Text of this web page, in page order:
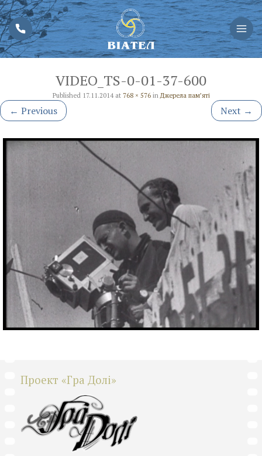
VIDEO_TS-0-01-37-600
Published 17.11.2014at 768 × 576in Джерела пам’яті
← Previous Next →
Проект «Гра Долі»